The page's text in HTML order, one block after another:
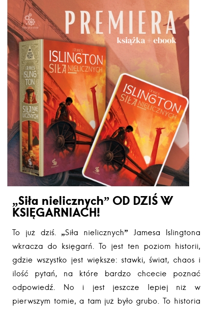
„Siła nielicznych” OD DZIŚ W
KSIĘGARNIACH!
To już dziś. „Siła nielicznych” Jamesa Islingtona
wkracza do księgarń. To jest ten poziom historii,
gdzie wszystko jest większe: stawki, świat, chaos i
ilość pytań, na które bardzo chcecie poznać
odpowiedź. No i jest jeszcze lepiej niż w
pierwszym tomie, a tam już było grubo. To historia